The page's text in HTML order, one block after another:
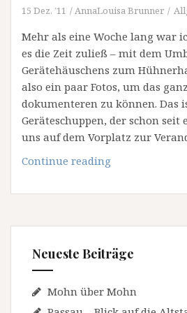
15 Dez. ’11 AnnaLouisa Brunner
Mehr als eine Woche lang war
es die Zeit zuließ – mit dem
Gerätehäuschens zum
also ein paar Fotos, um das
dokumenteren zu können. Das
Geräteschuppen, der schon seit
uns auf dem Vorplatz zur
Continue reading
zum
Neueste Beiträge
Mohn über Mohn